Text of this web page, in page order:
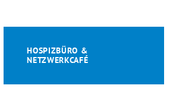
HOSPIZBÜRO &
NETZWERKCAFÉ